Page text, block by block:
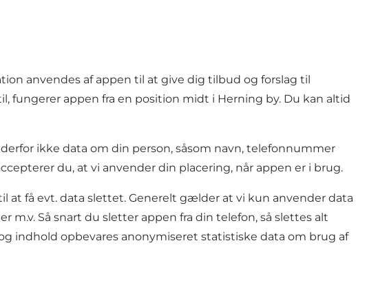
anvendes af appen til at give dig tilbud og forslag til
fungerer appen fra en position midt i Herning by. Du kan altid
ikke data om din person, såsom navn, telefonnummer
du, at vi anvender din placering, når appen er i brug.
at få evt. data slettet. Generelt gælder at vi kun anvender data
Så snart du sletter appen fra din telefon, så slettes alt
indhold opbevares anonymiseret statistiske data om brug af